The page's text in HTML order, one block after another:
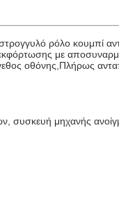
ρόλο κουμπί
εκφόρτωσης με
οθόνης,Πλήρως
συσκευή μηχανής